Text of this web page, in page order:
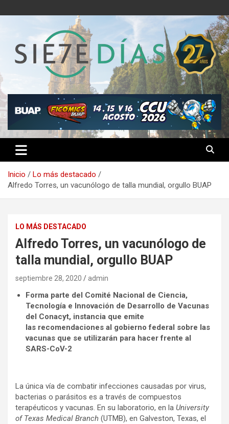
al
Semanario 7 Días
Inicio
Lo más destacado
Alfredo Torres, un vacunólogo de talla mundial, orgullo BUAP
LO MÁS DESTACADO
Alfredo Torres, un vacunólogo de
talla mundial, orgullo BUAP
septiembre 28, 2020 admin
Forma parte del Comité Nacional de Ciencia,
Tecnología e Innovación de Desarrollo de Vacunas
del Conacyt, instancia que emite
las recomendaciones al gobierno federal sobre las
vacunas que se utilizarán para hacer frente al
SARS-CoV-2
La única vía de combatir infecciones causadas por virus,
bacterias o parásitos es a través de compuestos
terapéuticos y vacunas. En su laboratorio, en la University
of Texas Medical Branch (UTMB), en Galveston, Texas, el